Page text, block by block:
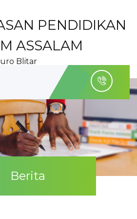
PENDIDIKAN
ASSALAM
Blitar
Berita